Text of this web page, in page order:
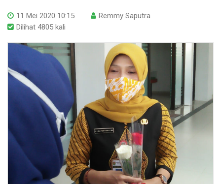
11 Mei 2020 10:15
Remmy Saputra
Dilihat 4805 kali